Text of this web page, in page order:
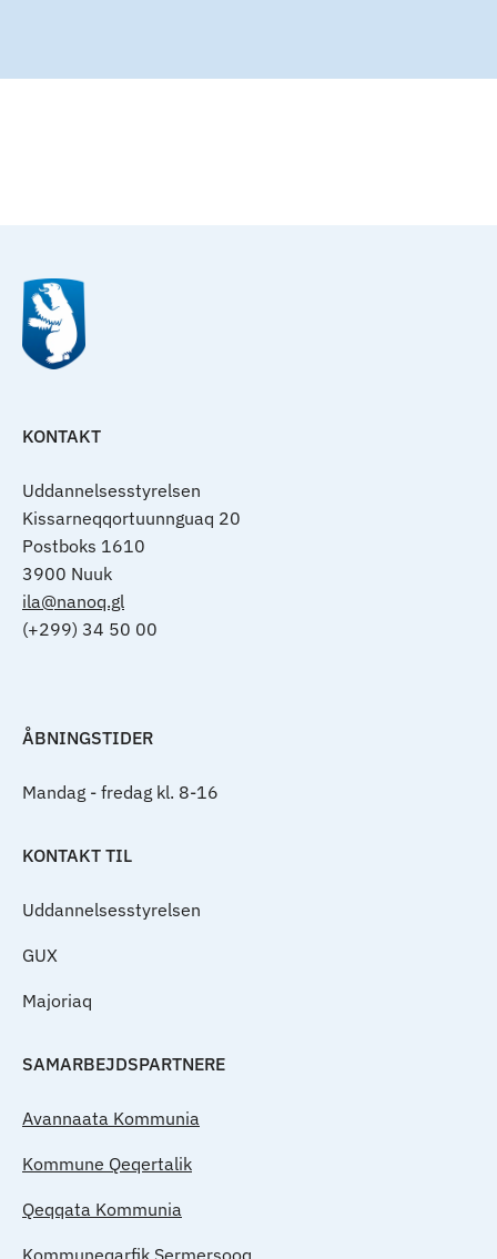
KONTAKT
Uddannelsesstyrelsen
Kissarneqqortuunnguaq 20
Postboks 1610
3900 Nuuk
ila@nanoq.gl
(+299) 34 50 00
ÅBNINGSTIDER
Mandag - fredag kl. 8-16
KONTAKT TIL
Uddannelsesstyrelsen
GUX
Majoriaq
SAMARBEJDSPARTNERE
Avannaata Kommunia
Kommune Qeqertalik
Qeqqata Kommunia
Kommuneqarfik Sermersooq